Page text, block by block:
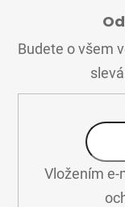
Budete o všem
Vložením e-